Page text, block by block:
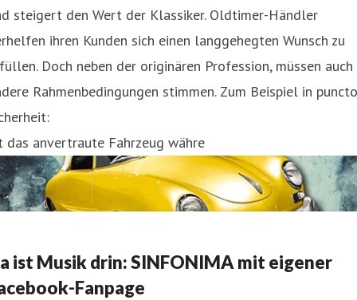
steigert den Wert der Klassiker. Oldtimer-Händler
ihren Kunden sich einen langgehegten Wunsch zu
Doch neben der originären Profession, müssen auch
Rahmenbedingungen stimmen. Zum Beispiel in puncto
das anvertraute Fahrzeug währe
ist Musik drin: SINFONIMA mit eigener
Fanpage